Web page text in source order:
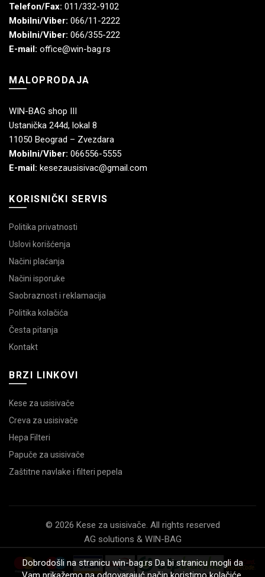
Telefon/Fax: 011/332-9102
Mobilni/Viber: 066/11-2222
Mobilni/Viber: 066/355-222
E-mail: office@win-bag.rs
MALOPRODAJA
WIN-BAG shop III
Ustanička 244d, lokal 8
11050 Beograd – Zvezdara
Mobilni/Viber: 066556-5555
E-mail: kesezausisivac@gmail.com
KORISNIČKI SERVIS
Politika privatnosti
Uslovi korišćenja
Načini plaćanja
Načini isporuke
Saobraznost i reklamacija
Politika kolačića
Česta pitanja
Kontakt
BRZI LINKOVI
Kese za usisivače
Creva za usisivače
Hepa Filteri
Papuče za usisivače
Zaštitne navlake i filteri pepela
© 2026 Kese za usisivače. All rights reserved
AG solutions & WIN-BAG
Dobrodošli na stranicu win-bag.rs Da bi stranicu mogli da